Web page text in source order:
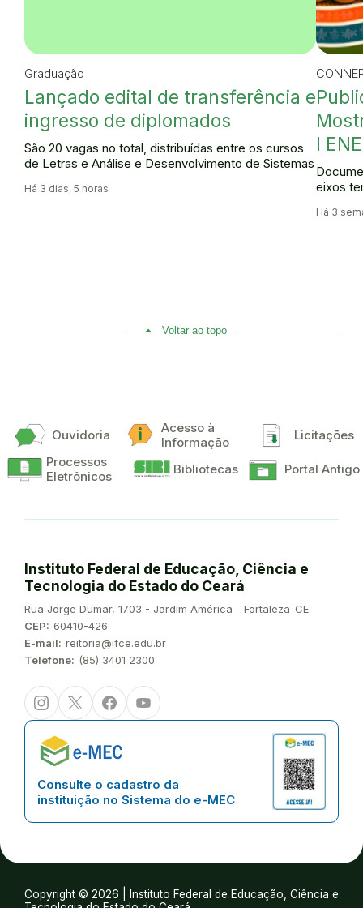
Graduação
Lançado edital de transferência e
ingresso de diplomados
São 20 vagas no total, distribuídas entre os cursos
de Letras e Análise e Desenvolvimento de Sistemas
Há 3 dias, 5 horas
I
eixos
Há 3
Voltar ao topo
Ouvidoria
Acesso à
Informação
Licitações
Processos
Eletrônicos
Bibliotecas Portal Antigo
Instituto Federal de Educação, Ciência e
Tecnologia do Estado do Ceará
Endereço:
Rua Jorge Dumar, 1703 - Jardim América - Fortaleza-CE
CEP: 60410-426
E-mail: reitoria@ifce.edu.br
Telefone: (85) 3401 2300
InstagramTwitter/XFacebookYoutube
Consulte o cadastro da
instituição no Sistema do e-MEC
Copyright © 2026 | Instituto Federal de Educação, Ciência e